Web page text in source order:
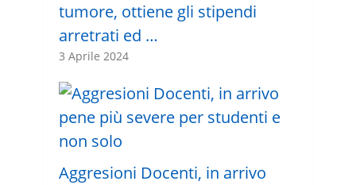
tumore, ottiene gli stipendi
arretrati ed …
3 Aprile 2024
Aggresioni Docenti, in arrivo